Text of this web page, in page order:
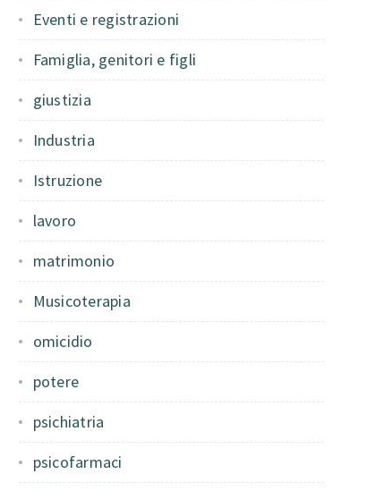
Eventi e registrazioni
Famiglia, genitori e figli
giustizia
Industria
Istruzione
lavoro
matrimonio
Musicoterapia
omicidio
potere
psichiatria
psicofarmaci